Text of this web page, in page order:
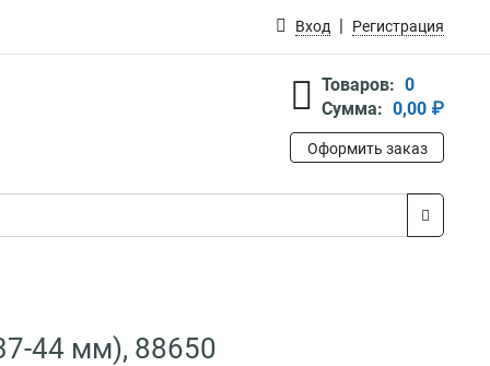
Вход Регистрация
Товаров: 0
Сумма: 0,00 ₽
Оформить заказ
44 мм), 88650